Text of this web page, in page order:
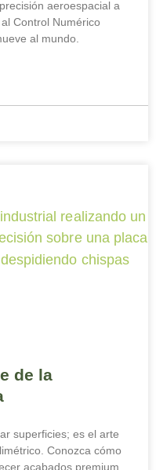
aeroespacial a
Control Numérico
al mundo.
de la
superficies; es el arte
Conozca cómo
acabados premium